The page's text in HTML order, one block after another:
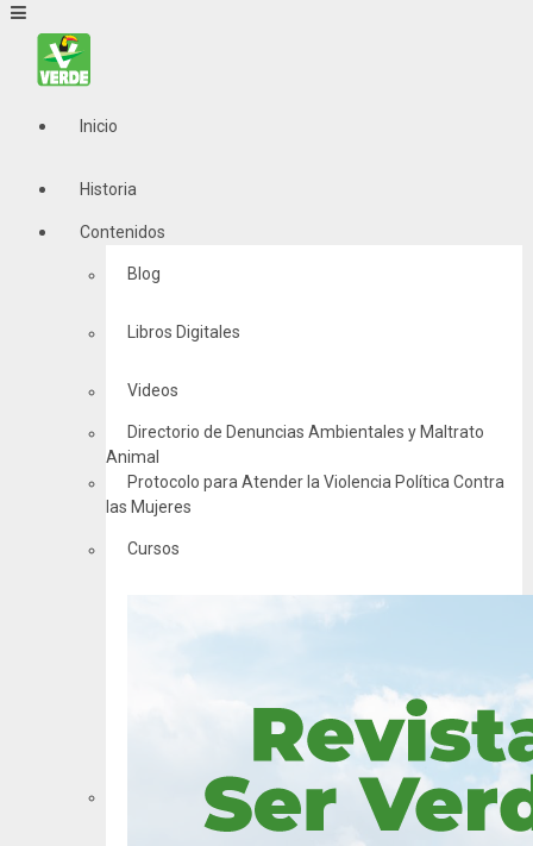
Inicio
Historia
Contenidos
Blog
Libros Digitales
Videos
Directorio de Denuncias Ambientales y Maltrato
Animal
Protocolo para Atender la Violencia Política Contra
las Mujeres
Cursos